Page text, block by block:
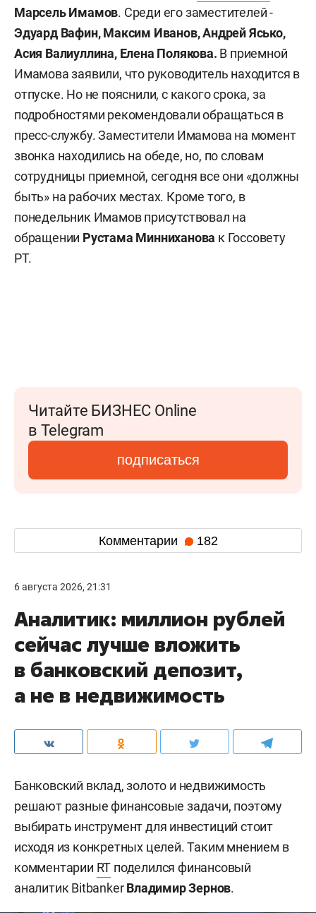
Марсель Имамов. Среди его заместителей -
Эдуард Вафин, Максим Иванов, Андрей Ясько,
Асия Валиуллина, Елена Полякова. В приемной
Имамова заявили, что руководитель находится в
отпуске. Но не пояснили, с какого срока, за
подробностями рекомендовали обращаться в
пресс-службу. Заместители Имамова на момент
звонка находились на обеде, но, по словам
сотрудницы приемной, сегодня все они «должны
быть» на рабочих местах. Кроме того, в
понедельник Имамов присутствовал на
обращении Рустама Минниханова к Госсовету
РТ.
Читайте БИЗНЕС Online
в Telegram
подписаться
Комментарии 182
6 августа 2026, 21:31
Аналитик: миллион рублей
сейчас лучше вложить
в банковский депозит,
а не в недвижимость
Банковский вклад, золото и недвижимость
решают разные финансовые задачи, поэтому
выбирать инструмент для инвестиций стоит
исходя из конкретных целей. Таким мнением в
комментарии RT поделился финансовый
аналитик BitbankerВладимир Зернов.